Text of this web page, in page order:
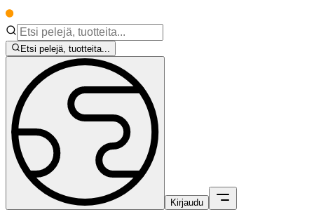
Etsi pelejä, tuotteita...
Kirjaudu